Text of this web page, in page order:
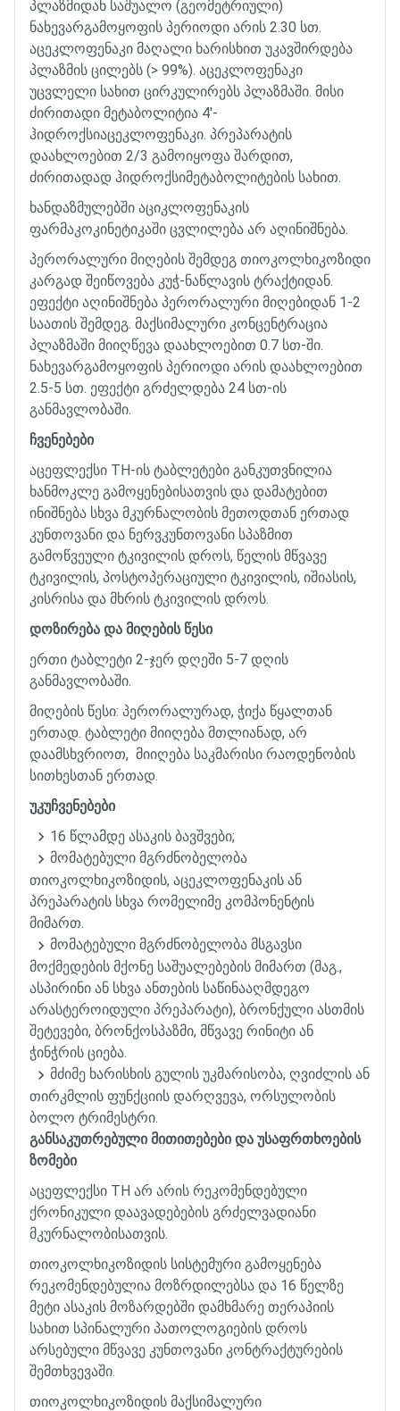
პლაზმიდან საშუალო (გეომეტრიული)
ნახევარგამოყოფის პერიოდი არის 2.30 სთ.
აცეკლოფენაკი მაღალი ხარისხით უკავშირდება
პლაზმის ცილებს (> 99%). აცეკლოფენაკი
უცვლელი სახით ცირკულირებს პლაზმაში. მისი
ძირითადი მეტაბოლიტია 4'-
ჰიდროქსიაცეკლოფენაკი. პრეპარატის
დაახლოებით 2/3 გამოიყოფა შარდით,
ძირითადად ჰიდროქსიმეტაბოლიტების სახით.
ხანდაზმულებში აციკლოფენაკის
ფარმაკოკინეტიკაში ცვლილება არ აღინიშნება.
პერორალური მიღების შემდეგ თიოკოლხიკოზიდი
კარგად შეიწოვება კუჭ-ნაწლავის ტრაქტიდან.
ეფექტი აღინიშნება პერორალური მიღებიდან 1-2
საათის შემდეგ. მაქსიმალური კონცენტრაცია
პლაზმაში მიიღწევა დაახლოებით 0.7 სთ-ში.
ნახევარგამოყოფის პერიოდი არის დაახლოებით
2.5-5 სთ. ეფექტი გრძელდება 24 სთ-ის
განმავლობაში.
ჩვენებები
აცეფლექსი TH-ის ტაბლეტები განკუთვნილია
ხანმოკლე გამოყენებისათვის და დამატებით
ინიშნება სხვა მკურნალობის მეთოდთან ერთად
კუნთოვანი და ნერვკუნთოვანი სპაზმით
გამოწვეული ტკივილის დროს, წელის მწვავე
ტკივილის, პოსტოპერაციული ტკივილის, იშიასის,
კისრისა და მხრის ტკივილის დროს.
დოზირება და მიღების წესი
ერთი ტაბლეტი 2-ჯერ დღეში 5-7 დღის
განმავლობაში.
მიღების წესი: პერორალურად, ჭიქა წყალთან
ერთად. ტაბლეტი მიიღება მთლიანად, არ
დაამსხვრიოთ, მიიღება საკმარისი რაოდენობის
სითხესთან ერთად.
უკუჩვენებები
16 წლამდე ასაკის ბავშვები;
მომატებული მგრძნობელობა
თიოკოლხიკოზიდის, აცეკლოფენაკის ან
პრეპარატის სხვა რომელიმე კომპონენტის
მიმართ.
მომატებული მგრძნობელობა მსგავსი
მოქმედების მქონე საშუალებების მიმართ (მაგ.,
ასპირინი ან სხვა ანთების საწინააღმდეგო
არასტეროიდული პრეპარატი), ბრონქული ასთმის
შეტევები, ბრონქოსპაზმი, მწვავე რინიტი ან
ჭინჭრის ციება.
მძიმე ხარისხის გულის უკმარისობა, ღვიძლის ან
თირკმლის ფუნქციის დარღვევა, ორსულობის
ბოლო ტრიმესტრი.
განსაკუთრებული მითითებები და უსაფრთხოების
ზომები
აცეფლექსი TH არ არის რეკომენდებული
ქრონიკული დაავადებების გრძელვადიანი
მკურნალობისათვის.
თიოკოლხიკოზიდის სისტემური გამოყენება
რეკომენდებულია მოზრდილებსა და 16 წელზე
მეტი ასაკის მოზარდებში დამხმარე თერაპიის
სახით სპინალური პათოლოგიების დროს
არსებული მწვავე კუნთოვანი კონტრაქტურების
შემთხვევაში.
თიოკოლხიკოზიდის მაქსიმალური